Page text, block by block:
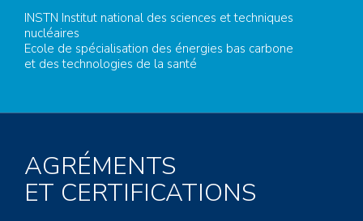
INSTN Institut national des sciences et techniques
nucléaires
Ecole de spécialisation des énergies bas carbone
et des technologies de la santé
AGRÉMENTS
ET CERTIFICATIONS